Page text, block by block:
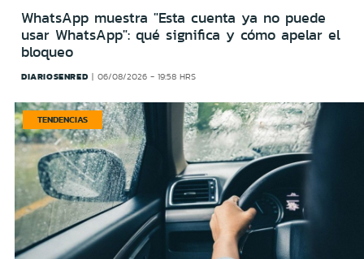
WhatsApp muestra "Esta cuenta ya no puede
usar WhatsApp": qué significa y cómo apelar el
bloqueo
DIARIOSENRED 06/08/2026 - 19:58 HRS
TENDENCIAS